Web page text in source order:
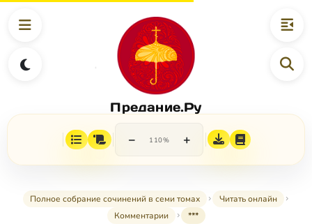
Предание.Ру
− 110% +
Полное собрание сочинений в семи томах
Читать онлайн
Комментарии
***